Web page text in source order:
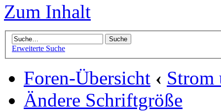
Zum Inhalt
Erweiterte Suche
Foren-Übersicht ‹ Strom
Ändere Schriftgröße